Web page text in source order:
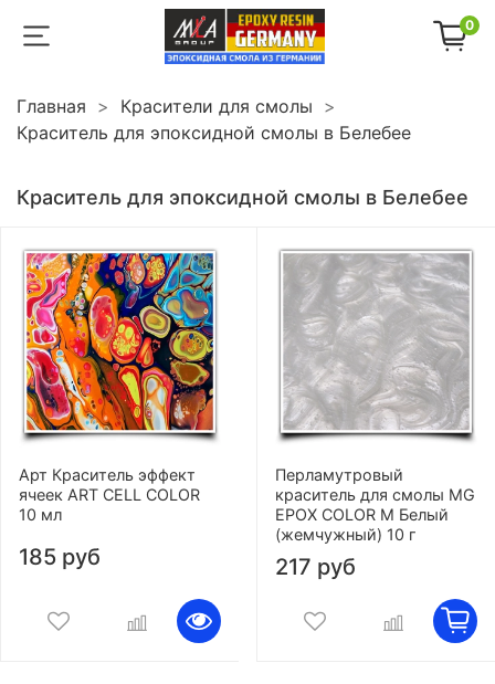
0
Главная
Красители для смолы
Краситель для эпоксидной смолы в Белебее
Краситель для эпоксидной смолы в Белебее
Арт Краситель эффект
ячеек ART CELL COLOR
10 мл
185 руб
Перламутровый
краситель для смолы MG
EPOX COLOR M Белый
(жемчужный) 10 г
217 руб